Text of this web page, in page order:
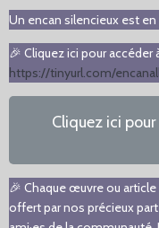
Un encan silencieux est
🎉 Cliquez ici pour
https://tinyurl.com/
Cliquez ici
🎉 Chaque œuvre ou
offert par nos précieux